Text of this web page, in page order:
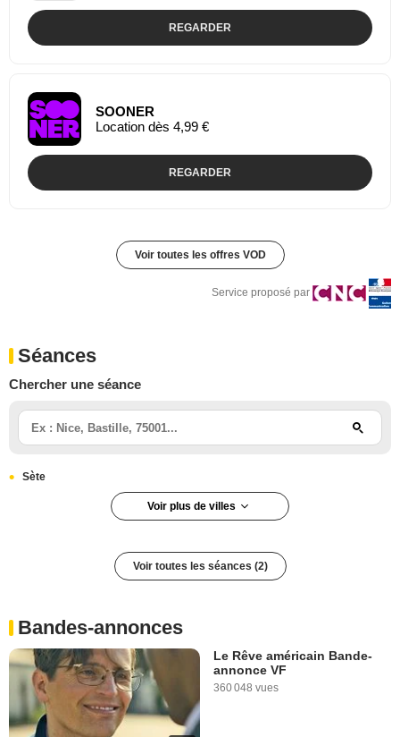
REGARDER
SOONER
Location dès 4,99 €
REGARDER
Voir toutes les offres VOD
Service proposé par
Séances
Chercher une séance
Sète
Voir plus de villes
Voir toutes les séances (2)
Bandes-annonces
Le Rêve américain Bande-
annonce VF
360 048 vues